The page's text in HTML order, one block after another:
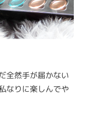
全然手が届かない
なりに楽しんでや